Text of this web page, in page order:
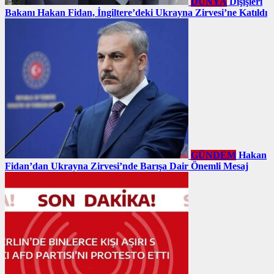
Bakanı Hakan Fidan, İngiltere’deki Ukrayna Zirvesi’ne Katıldı
GÜNDEM Hakan
Fidan’dan Ukrayna Zirvesi’nde Barışa Dair Önemli Mesaj